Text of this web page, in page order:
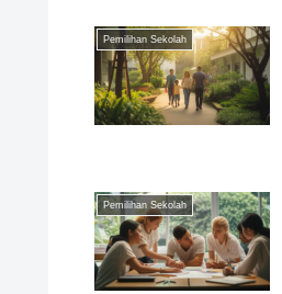
Pemilihan Sekolah
Pemilihan Sekolah